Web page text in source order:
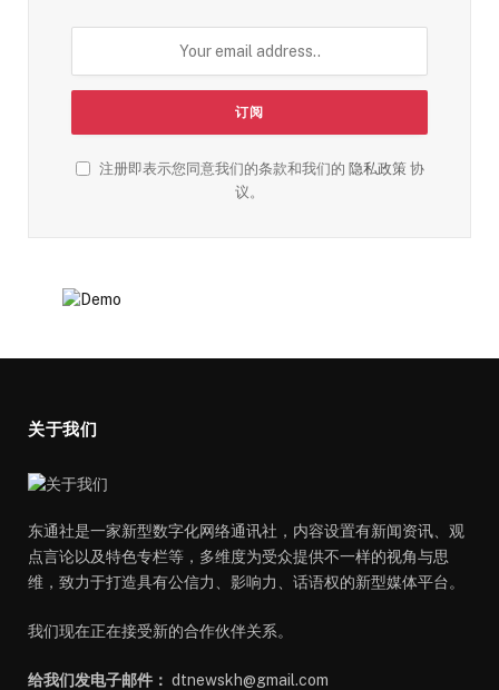
注册即表示您同意我们的条款和我们的 隐私政策协
议。
关于我们
东通社是一家新型数字化网络通讯社，内容设置有新闻资讯、观
点言论以及特色专栏等，多维度为受众提供不一样的视角与思
维，致力于打造具有公信力、影响力、话语权的新型媒体平台。
我们现在正在接受新的合作伙伴关系。
给我们发电子邮件： dtnewskh@gmail.com